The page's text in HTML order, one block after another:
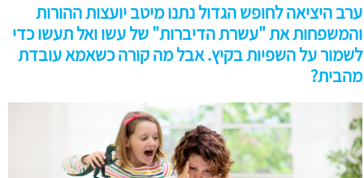
ערב היציאה לחופש הגדול נתנו מיטב יועצות ההורות
והמשפחות את "עשרת הדיברות" של עשו ואל תעשו כדי
לשמור על השפיות בקיץ. אבל מה קורה כשאמא עובדת
מהבית?